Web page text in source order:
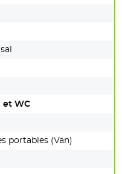
et WC
portables (Van)